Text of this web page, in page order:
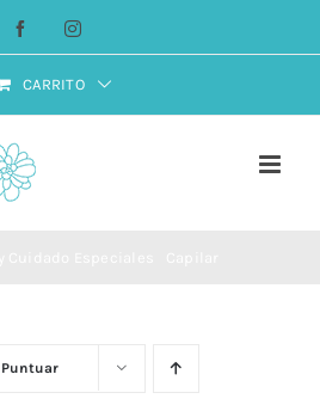
FacebookInstagram
CARRITO
Puntuar